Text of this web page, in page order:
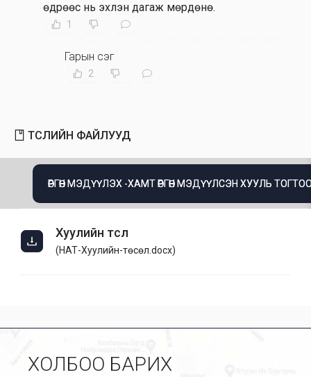
өдрөөс нь эхлэн дагаж мөрдөнө.
1
Гарын үсэг
2
ТӨСЛИЙН ФАЙЛУУД
ӨРГӨН МЭДҮҮЛЭХ -ХАМТ ӨРГӨН МЭДҮҮЛСЭН ХУУЛЬ
Хуулийн төсөл
(НӨАТ-Хуулийн-төсөл.docx)
ХОЛБОО БАРИХ